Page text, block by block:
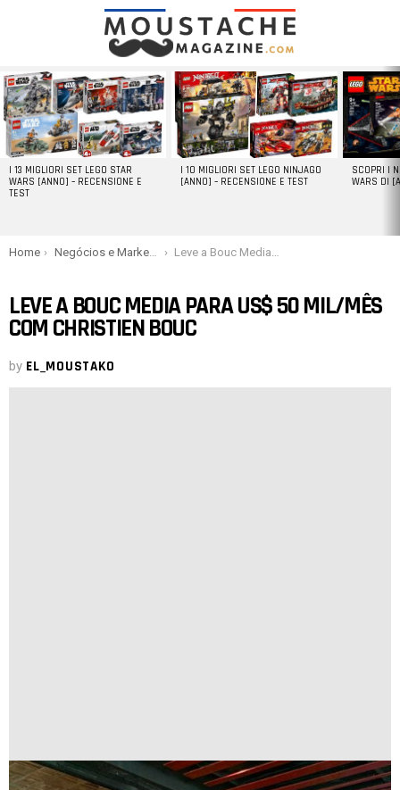
LATEST
STORIES
I 13 MIGLIORI SET LEGO STAR
WARS [ANNO] – RECENSIONE E
TEST
I 10 MIGLIORI SET LEGO NINJAGO
[ANNO] – RECENSIONE E TEST
SCOPRI I
WARS DI
You are here:
Home Negócios e Marketing Leve a Bouc Media para US$ 50 mil/mês com Christien Bouc
LEVE A BOUC MEDIA PARA US$ 50 MIL/MÊS
COM CHRISTIEN BOUC
by EL_MOUSTAKO